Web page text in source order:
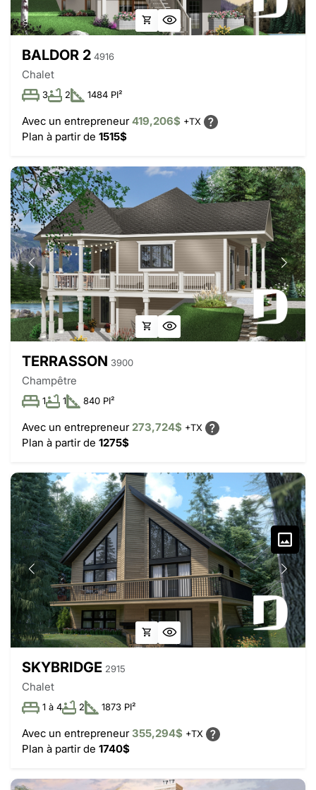
BALDOR 2 4916
Chalet
3 2 1484 PI²
Avec un entrepreneur419,206$ +TX
Plan à partir de 1515$
TERRASSON 3900
Champêtre
1 1 840 PI²
Avec un entrepreneur273,724$ +TX
Plan à partir de 1275$
SKYBRIDGE 2915
Chalet
1 à 4 2 1873 PI²
Avec un entrepreneur355,294$ +TX
Plan à partir de 1740$